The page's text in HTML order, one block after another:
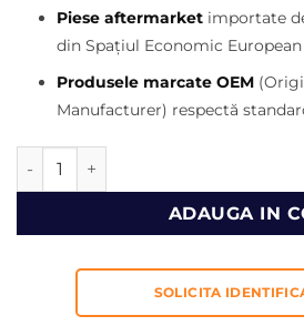
Piese aftermarket importate
din Spațiul Economic European
Produsele marcate OEM
Manufacturer) respectă
Cantitate Pompa de apa
ADAUGA IN
SOLICITA